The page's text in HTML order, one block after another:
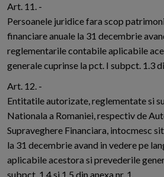
Art. 11. -
Persoanele juridice fara scop
financiare anuale la 31 decembrie
reglementarile contabile aplicabile
generale cuprinse la pct. I subpct. 1.3
Art. 12. -
Entitatile autorizate, reglementate si
Nationala a Romaniei, respectiv de
Supraveghere Financiara, intocmesc
la 31 decembrie avand in vedere pe
aplicabile acestora si prevederile
subpct. 1.4 si 1.5 din anexa nr. 1.